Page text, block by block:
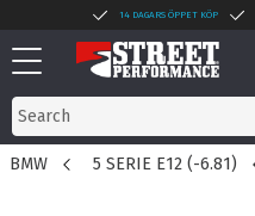
Menu
14 DAGARS ÖPPET KÖP
BMW 5 SERIE E12 (-6.81)